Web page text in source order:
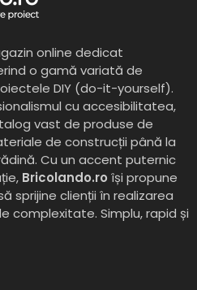
online dedicat
o gamă variată de
DIY (do-it-yourself).
cu accesibilitatea,
vast de produse de
de construcții până la
Cu un accent puternic
Bricolando.ro își propune
sprijine clienții în realizarea
complexitate. Simplu, rapid și